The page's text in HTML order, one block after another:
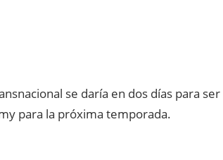
se daría en dos días para ser
para la próxima temporada.